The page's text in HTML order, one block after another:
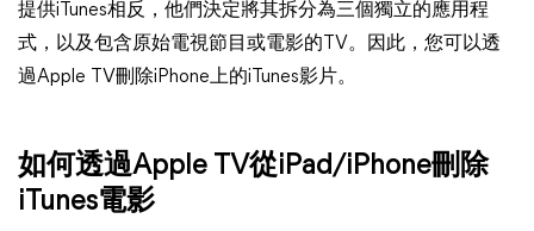
提供iTunes相反，他們決定將其拆分為三個獨立的應用程
式，以及包含原始電視節目或電影的TV。因此，您可以透
過Apple TV刪除iPhone上的iTunes影片。
如何透過Apple TV從iPad/iPhone刪除
iTunes電影